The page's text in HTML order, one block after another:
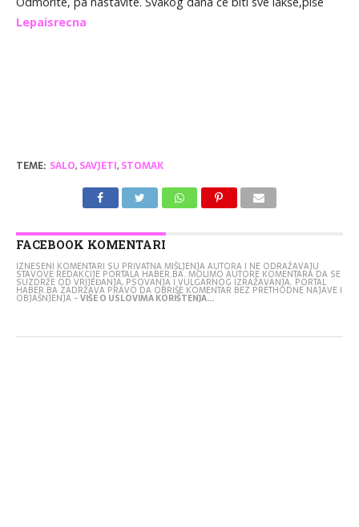
Lepaisrecna
TEME: SALO, SAVJETI, STOMAK
FACEBOOK KOMENTARI
IZNESENI KOMENTARI SU PRIVATNA MIŠLJENJA AUTORA I NE ODRAŽAVAJU
STAVOVE REDAKCIJE PORTALA HABER.BA. MOLIMO AUTORE KOMENTARA DA SE
SUZDRŽE OD VRIJEĐANJA, PSOVANJA I VULGARNOG IZRAŽAVANJA. PORTAL
HABER.BA ZADRŽAVA PRAVO DA OBRIŠE KOMENTAR BEZ PRETHODNE NAJAVE I
OBJAŠNJENJA -VIŠE O USLOVIMA KORIŠTENJA...